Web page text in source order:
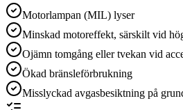
Motorlampan (MIL) lyser
Minskad motoreffekt, särskilt vid
Ojämn tomgång eller tvekan vid
Ökad bränsleförbrukning
Misslyckad avgasbesiktning på